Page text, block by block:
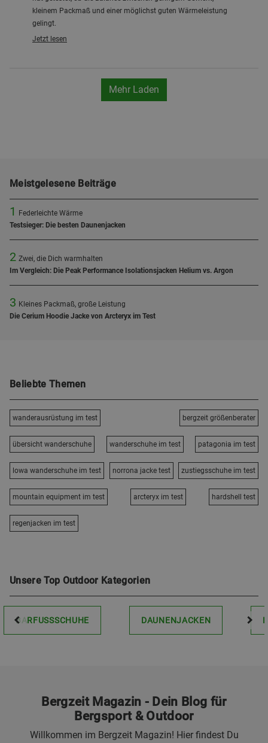
kleinem Packmaß und einer möglichst guten Wärmeleistung
gelingt.
Jetzt lesen
Mehr Laden
Meistgelesene Beiträge
1
Federleichte Wärme
Testsieger: Die besten Daunenjacken
2 Zwei, die Dich warmhalten
Im Vergleich: Die Peak Performance Isolationsjacken Helium vs. Argon
3 Kleines Packmaß, große Leistung
Die Cerium Hoodie Jacke von Arcteryx im Test
Beliebte Themen
wanderausrüstung im test bergzeit größenberater
übersicht wanderschuhe wanderschuhe im test patagonia im test
lowa wanderschuhe im test norrona jacke test zustiegsschuhe im test
mountain equipment im test arcteryx im test hardshell test
regenjacken im test
Unsere Top Outdoor Kategorien
BARFUSSSCHUHE DAUNENJACKEN
Bergzeit Magazin - Dein Blog für
Bergsport & Outdoor
Willkommen im Bergzeit Magazin! Hier findest Du